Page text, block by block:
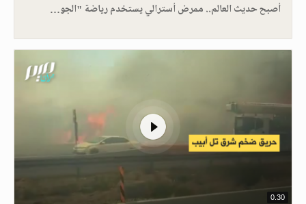
أصبح حديث العالم.. ممرض أسترالي يستخدم رياضة "الجو…
0.30